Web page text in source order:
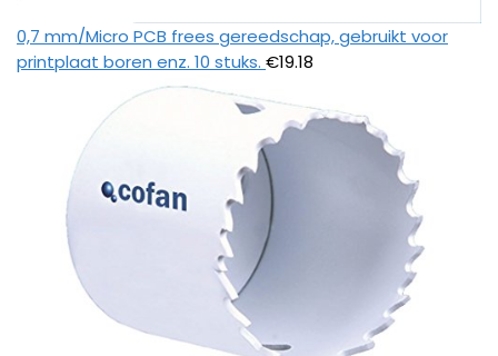
0,7 mm/Micro PCB frees gereedschap, gebruikt voor
printplaat boren enz. 10 stuks. €19.18